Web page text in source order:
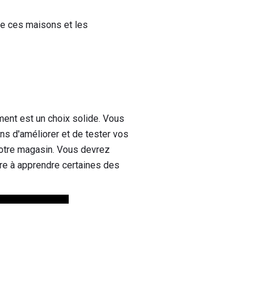
ces maisons et les
est un choix solide. Vous
d'améliorer et de tester vos
magasin. Vous devrez
à apprendre certaines des